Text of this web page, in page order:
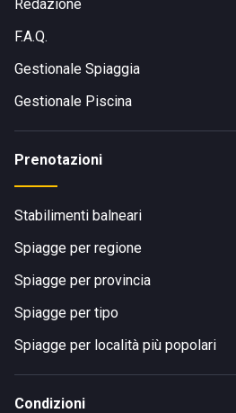
Redazione
F.A.Q.
Gestionale Spiaggia
Gestionale Piscina
Prenotazioni
Stabilimenti balneari
Spiagge per regione
Spiagge per provincia
Spiagge per tipo
Spiagge per località più popolari
Condizioni